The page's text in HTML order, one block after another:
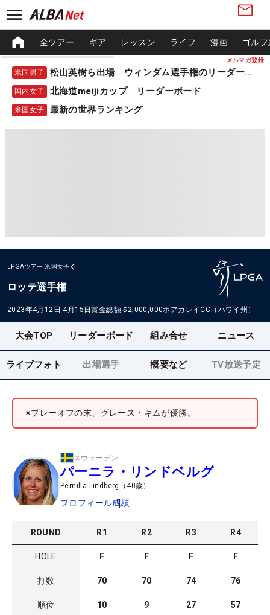
メルマガ登録
全ツアー ギア レッスン ライフ 漫画 ゴル
米国男子 松山英樹ら出場 ウィンダム選手権のリーダーボード
国内女子 北海道meijiカップ リーダーボード
米国女子 最新の世界ランキング
LPGAツアー 米国女子
ロッテ選手権
2023年4月12日-4月15日賞金総額 $2,000,000ホアカレイCC（ハワイ州）
大会TOP リーダーボード 組み合せ ニュース
ライブフォト 出場選手 概要など TV放送予定
※プレーオフの末、グレース・キムが優勝。
スウェーデン
パーニラ・リンドベルグ
Pernilla Lindberg （ 40歳）
プロフィール成績
ROUND R1 R2 R3 R4
HOLE F F F F
打数 70 70 74 76
順位 10 9 27 57